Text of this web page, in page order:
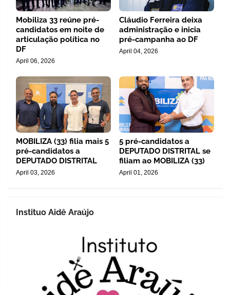
Mobiliza 33 reúne pré-
candidatos em noite de
articulação política no
DF
April 06, 2026
Cláudio Ferreira deixa
administração e inicia
pré-campanha ao DF
April 04, 2026
MOBILIZA (33) filia mais 5
pré-candidatos a
DEPUTADO DISTRITAL
April 03, 2026
5 pré-candidatos a
DEPUTADO DISTRITAL se
filiam ao MOBILIZA (33)
April 01, 2026
Instituo Aidê Araújo